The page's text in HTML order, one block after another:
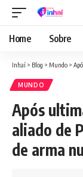
Home Sobre
Inhaí > Blog > Mundo >
MUNDO
Após
aliado de
de arma